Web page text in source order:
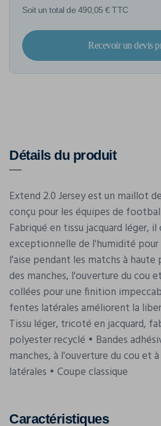
Soit un total de 490,05 € TTC
Recevoir un devis
Détails du produit
Extend 2.0 Jersey est un maillot
conçu pour les équipes de
Fabriqué en tissu jacquard léger,
exceptionnelle de l'humidité pour
l'aise pendant les matchs à
des manches, l'ouverture du cou
collées pour une finition
fentes latérales améliorent la
Tissu léger, tricoté en jacquard,
polyester recyclé • Bandes
manches, à l'ouverture du cou et
latérales • Coupe classique
Caractéristiques